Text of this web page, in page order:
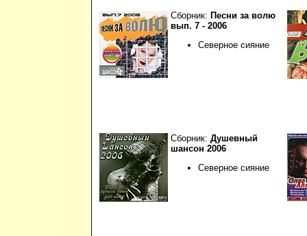
Сборник: Песни за волю
вып. 7 - 2006
Северное сияние
Сборник: Душевный
шансон 2006
Северное сияние